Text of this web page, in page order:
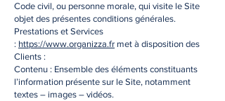
Code civil, ou personne morale, qui visite le Site
objet des présentes conditions générales.
Prestations et Services
: https://www.organizza.fr met à disposition des
Clients :
Contenu : Ensemble des éléments constituants
l’information présente sur le Site, notamment
textes – images – vidéos.